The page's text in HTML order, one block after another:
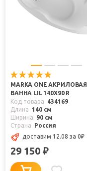
MARKA ONE АКРИЛОВАЯ
ВАННА LIL 140X90 R
Код товара
434169
Длина
140 см
Ширина
90 см
Страна
Россия
доставим 12.08 за 0₽
29 150 ₽